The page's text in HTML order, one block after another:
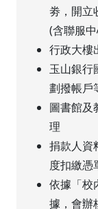
劵，開立
(含聯服
行政大樓
玉山銀行
劃撥帳戶
圖書館及
理
捐款人資
度扣繳憑
依據「校
據，會辦